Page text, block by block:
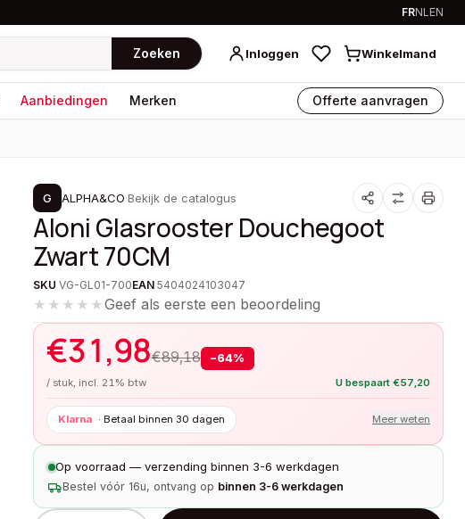
FRNLEN
Zoeken Inloggen Winkelmand
Aanbiedingen Merken Offerte aanvragen
G ALPHA&CO·Bekijk de catalogus
Aloni Glasrooster Douchegoot
Zwart 70CM
SKU VG-GL01-700EAN 5404024103047
★★★★★Geef als eerste een beoordeling
€31,98€89,18 −64%
/ stuk, incl. 21% btw U bespaart €57,20
Klarna · Betaal binnen 30 dagen Meer weten
Op voorraad — verzending binnen 3-6 werkdagen
Bestel vóór 16u, ontvang op binnen 3-6 werkdagen